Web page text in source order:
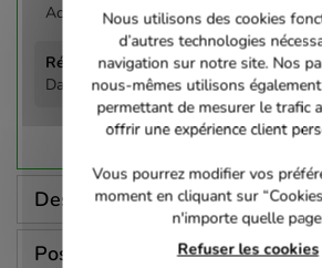
Action
Davis Andrew
Description
Poser une question
Nous utilisons des cookies
d’autres technologies
navigation sur notre site. Nos
nous-mêmes utilisons
permettant de mesurer le trafic
offrir une expérience client
Vous pourrez modifier vos
moment en cliquant sur
n'importe quelle
Refuser les cookies